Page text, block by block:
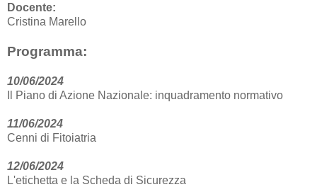
Docente:
Cristina Marello
Programma:
10/06/2024
Il Piano di Azione Nazionale: inquadramento normativo
11/06/2024
Cenni di Fitoiatria
12/06/2024
L'etichetta e la Scheda di Sicurezza